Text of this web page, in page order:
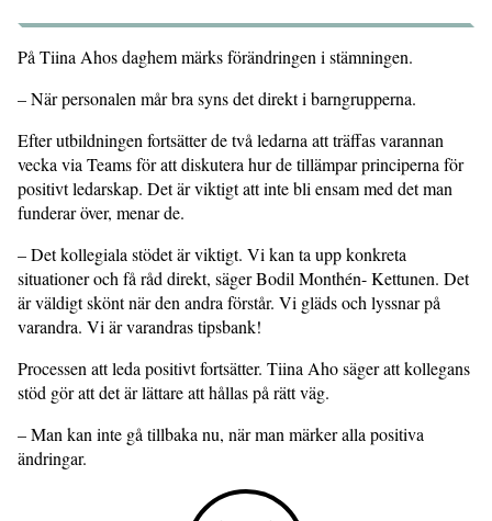
På Tiina Ahos daghem märks förändringen i stämningen.
– När personalen mår bra syns det direkt i barngrupperna.
Efter utbildningen fortsätter de två ledarna att träffas varannan
vecka via Teams för att diskutera hur de tillämpar principerna för
positivt ledarskap. Det är viktigt att inte bli ensam med det man
funderar över, menar de.
– Det kollegiala stödet är viktigt. Vi kan ta upp konkreta
situationer och få råd direkt, säger Bodil Monthén- Kettunen. Det
är väldigt skönt när den andra förstår. Vi gläds och lyssnar på
varandra. Vi är varandras tipsbank!
Processen att leda positivt fortsätter. Tiina Aho säger att kollegans
stöd gör att det är lättare att hållas på rätt väg.
– Man kan inte gå tillbaka nu, när man märker alla positiva
ändringar.